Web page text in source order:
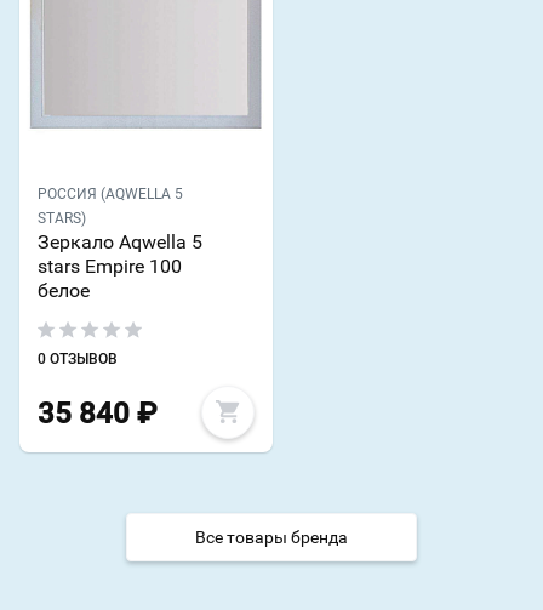
РОССИЯ (AQWELLA 5
STARS)
Зеркало Aqwella 5
stars Empire 100
белое
0 ОТЗЫВОВ
35 840 ₽
Все товары бренда